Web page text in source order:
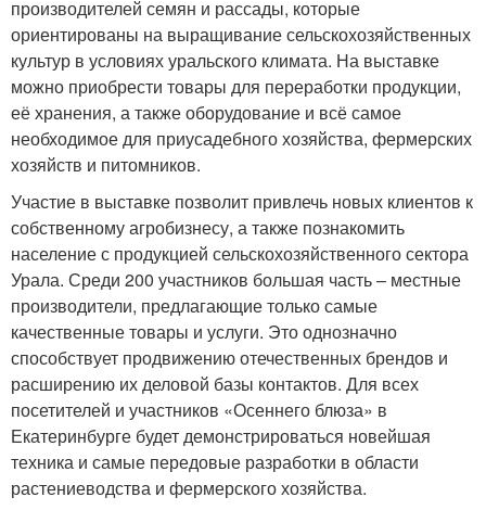
производителей семян и рассады, которые
ориентированы на выращивание сельскохозяйственных
культур в условиях уральского климата. На выставке
можно приобрести товары для переработки продукции,
её хранения, а также оборудование и всё самое
необходимое для приусадебного хозяйства, фермерских
хозяйств и питомников.
Участие в выставке позволит привлечь новых клиентов к
собственному агробизнесу, а также познакомить
население с продукцией сельскохозяйственного сектора
Урала. Среди 200 участников большая часть – местные
производители, предлагающие только самые
качественные товары и услуги. Это однозначно
способствует продвижению отечественных брендов и
расширению их деловой базы контактов. Для всех
посетителей и участников «Осеннего блюза» в
Екатеринбурге будет демонстрироваться новейшая
техника и самые передовые разработки в области
растениеводства и фермерского хозяйства.